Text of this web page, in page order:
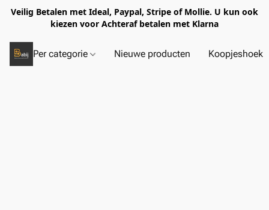
Veilig Betalen met Ideal, Paypal, Stripe of Mollie. U kun ook
kiezen voor Achteraf betalen met Klarna
Per categorie Nieuwe producten Koopjeshoek